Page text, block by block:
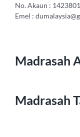
No. Akaun :
Emel :
Madrasah
Madrasah